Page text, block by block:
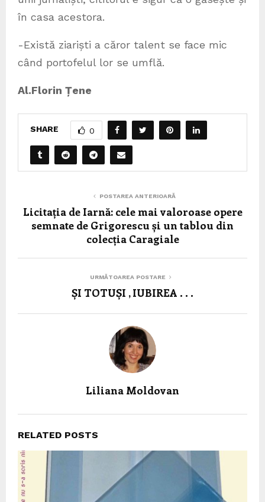
în casa acestora.
-Există ziariști a căror talent se face mic
când portofelul lor se umflă.
Al.Florin Țene
SHARE 0
POSTAREA ANTERIOARĂ
Licitația de Iarnă: cele mai valoroase opere
semnate de Grigorescu și un tablou din
colecția Caragiale
URMĂTOAREA POSTARE
ȘI TOTUȘI , IUBIREA . . .
Liliana Moldovan
RELATED POSTS